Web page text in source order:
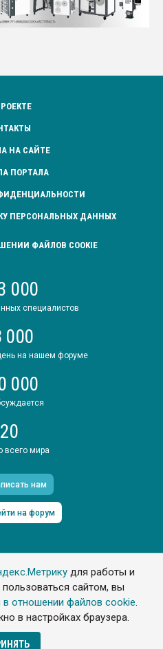
для работы и
сайтом, вы
в отношении файлов cookie.
в настройках браузера.
НА САЙТЕ
ПОРТАЛА
ПЕРСОНАЛЬНЫХ ДАННЫХ
ФАЙЛОВ COOKIE
000
специалистов
000
на нашем форуме
000
20
всего мира
нам
на форум
Все права защищены
сайта с обязательной
plastic.ru
сайта